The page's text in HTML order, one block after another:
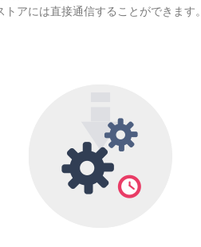
トアには直接通信することができます。